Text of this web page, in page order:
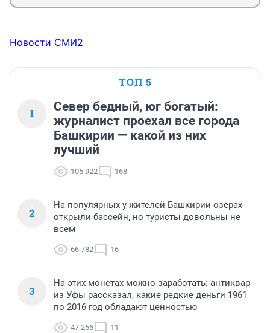
таблетке оказалась двойная.
Новости СМИ2
ТОП 5
1
Север бедный, юг богатый:
журналист проехал все города
Башкирии — какой из них
лучший
105 922 168
2
На популярных у жителей Башкирии озерах
открыли бассейн, но туристы довольны не
всем
66 782 16
3
На этих монетах можно заработать: антиквар
из Уфы рассказал, какие редкие деньги 1961
по 2016 год обладают ценностью
47 256 11